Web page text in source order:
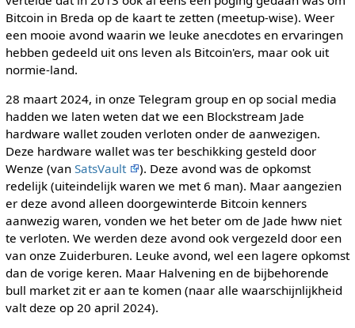
Bitcoin in Breda op de kaart te zetten (meetup-wise). Weer
een mooie avond waarin we leuke anecdotes en ervaringen
hebben gedeeld uit ons leven als Bitcoin'ers, maar ook uit
normie-land.
28 maart 2024, in onze Telegram group en op social media
hadden we laten weten dat we een Blockstream Jade
hardware wallet zouden verloten onder de aanwezigen.
Deze hardware wallet was ter beschikking gesteld door
Wenze (van SatsVault
). Deze avond was de opkomst
redelijk (uiteindelijk waren we met 6 man). Maar aangezien
er deze avond alleen doorgewinterde Bitcoin kenners
aanwezig waren, vonden we het beter om de Jade hww niet
te verloten. We werden deze avond ook vergezeld door een
van onze Zuiderburen. Leuke avond, wel een lagere opkomst
dan de vorige keren. Maar Halvening en de bijbehorende
bull market zit er aan te komen (naar alle waarschijnlijkheid
valt deze op 20 april 2024).